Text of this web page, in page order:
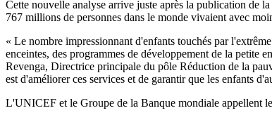
Cette nouvelle analyse arrive juste après la publication de
767 millions de personnes dans le monde vivaient avec
« Le nombre impressionnant d'enfants touchés par
enceintes, des programmes de développement de la petite
Revenga, Directrice principale du pôle Réduction de la
est d'améliorer ces services et de garantir que les enfants
L'UNICEF et le Groupe de la Banque mondiale appellent